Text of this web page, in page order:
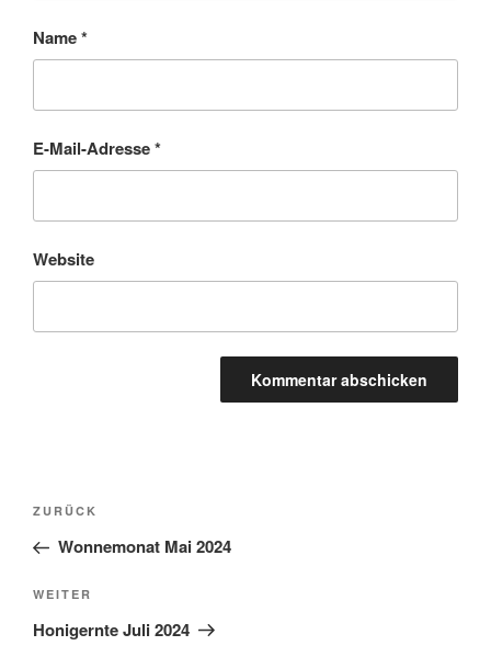
Name*
E-Mail-Adresse*
Website
e
r
a
t
Beitragsnavigation
Vorheriger
Beitrag
ZURÜCK
Wonnemonat Mai 2024
Nächster
Beitrag
WEITER
Honigernte Juli 2024